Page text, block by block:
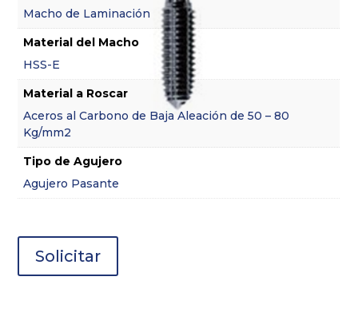
Macho de Laminación
Material del Macho
HSS-E
Material a Roscar
Aceros al Carbono de Baja Aleación de 50 – 80
Kg/mm2
Tipo de Agujero
Agujero Pasante
Solicitar